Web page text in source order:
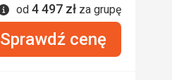
Informacje
od 4 497 zł za grupę
Sprawdź cenę